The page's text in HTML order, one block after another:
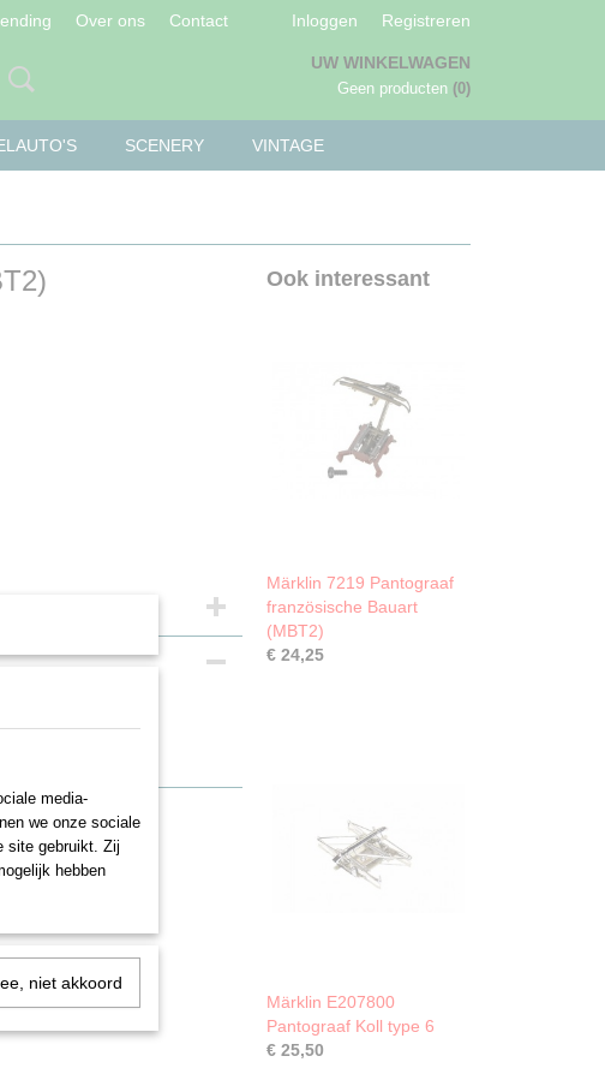
Over ons Contact Inloggen Registreren
UW WINKELWAGEN
Geen producten (0)
SCENERY VINTAGE
Ook interessant
Märklin 7219 Pantograaf
französische Bauart
(MBT2)
€ 24,25
Märklin E207800
Pantograaf Koll type 6
€ 25,50
media-
we onze sociale
site gebruikt. Zij
hebben
niet akkoord